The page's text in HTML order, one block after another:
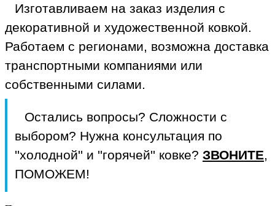
Изготавливаем на заказ изделия с
декоративной и художественной ковкой.
Работаем с регионами, возможна доставка
транспортными компаниями или
собственными силами.
Остались вопросы? Сложности с
выбором? Нужна консультация по
''холодной'' и ''горячей'' ковке? ЗВОНИТЕ,
ПОМОЖЕМ!